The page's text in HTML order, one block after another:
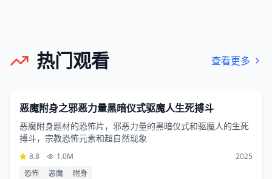
热门观看 查看更多
恶魔附身之邪恶力量黑暗仪式驱魔人生死搏斗
恶魔附身题材的恐怖片，邪恶力量的黑暗仪式和驱魔人的生死
搏斗，宗教恐怖元素和超自然现象
8.8 1.0M
2025
恐怖
恶魔 附身